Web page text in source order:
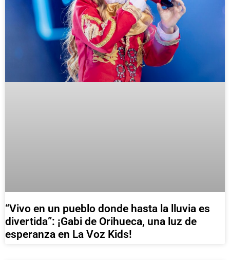
“Vivo en un pueblo donde hasta la lluvia es
divertida”: ¡Gabi de Orihueca, una luz de
esperanza en La Voz Kids!